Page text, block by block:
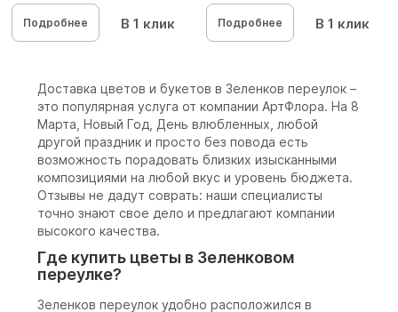
Подробнее В 1 клик Подробнее В 1 клик
Доставка цветов и букетов в Зеленков переулок –
это популярная услуга от компании АртФлора. На 8
Марта, Новый Год, День влюбленных, любой
другой праздник и просто без повода есть
возможность порадовать близких изысканными
композициями на любой вкус и уровень бюджета.
Отзывы не дадут соврать: наши специалисты
точно знают свое дело и предлагают компании
высокого качества.
Где купить цветы в Зеленковом
переулке?
Зеленков переулок удобно расположился в